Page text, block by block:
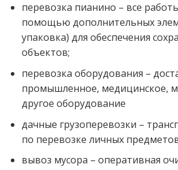
перевозка пианино – все
помощью дополнительных
упаковка) для обеспечения
объектов;
перевозка оборудования –
промышленное, медицинское,
другое оборудование
дачные грузоперевозки –
по перевозке личных
вывоз мусора – оперативная